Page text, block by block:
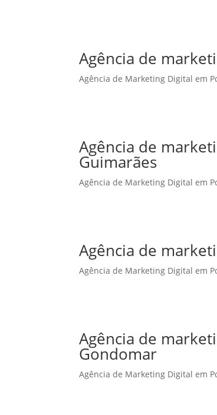
Agência de
Agência de Marketing Digital em
Agência de
Guimarães
Agência de Marketing Digital em
Agência de
Agência de Marketing Digital em
Agência de
Gondomar
Agência de Marketing Digital em